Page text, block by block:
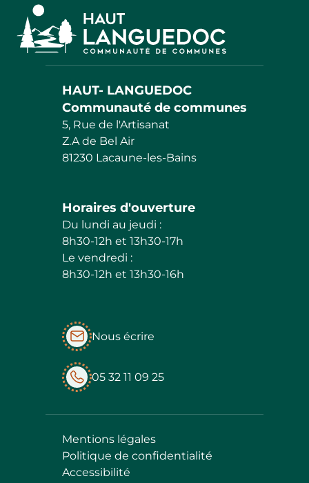
HAUT- LANGUEDOC
Communauté de communes
5, Rue de l'Artisanat
Z.A de Bel Air
81230 Lacaune-les-Bains
Horaires d'ouverture
Du lundi au jeudi :
8h30-12h et 13h30-17h
Le vendredi :
8h30-12h et 13h30-16h
Nous écrire
05 32 11 09 25
Mentions légales
Politique de confidentialité
Accessibilité